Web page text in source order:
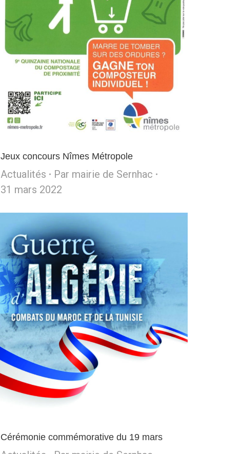
Jeux concours Nîmes Métropole
Actualités Par mairie de Sernhac
31 mars 2022
Cérémonie commémorative du 19 mars